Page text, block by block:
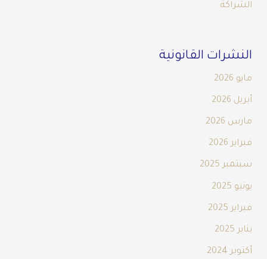
الشراكة
النشرات القانونية
مايو 2026
أبريل 2026
مارس 2026
فبراير 2026
سبتمبر 2025
يونيو 2025
فبراير 2025
يناير 2025
أكتوبر 2024